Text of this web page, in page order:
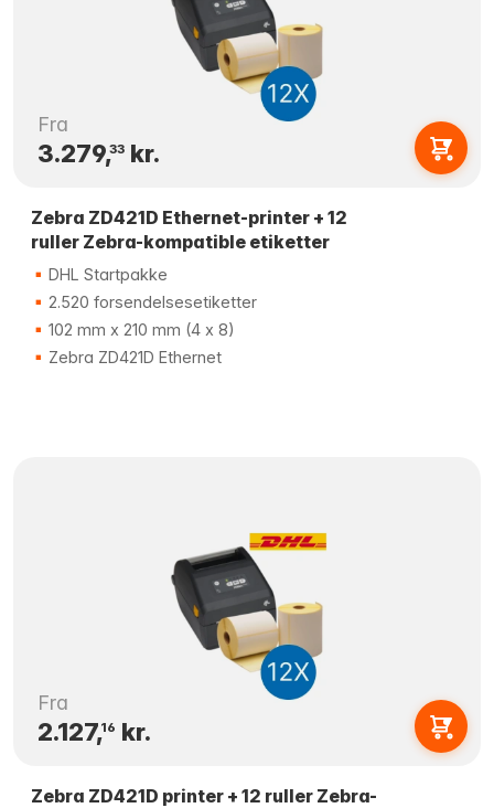
Fra
3.279,33kr.
Zebra ZD421D Ethernet-printer + 12
ruller Zebra-kompatible etiketter
DHL Startpakke
2.520 forsendelsesetiketter
102 mm x 210 mm (4 x 8)
Zebra ZD421D Ethernet
Fra
2.127,16 kr.
Zebra ZD421D printer + 12 ruller Zebra-